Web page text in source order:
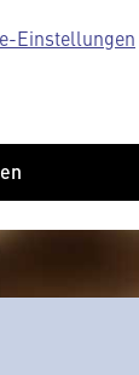
Einstellungen